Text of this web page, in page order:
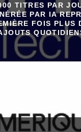
TITRES PAR
PAR IA
FOIS PLUS